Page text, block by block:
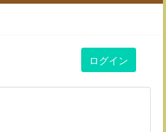
ログイン